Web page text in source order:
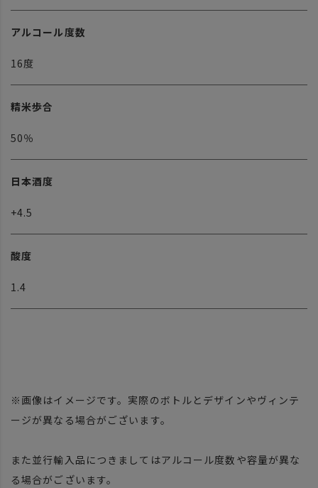
アルコール度数
16度
精米歩合
50％
日本酒度
+4.5
酸度
1.4
※画像はイメージです。実際のボトルとデザインやヴィンテ
ージが異なる場合がございます。
また並行輸入品につきましてはアルコール度数や容量が異な
る場合がございます。